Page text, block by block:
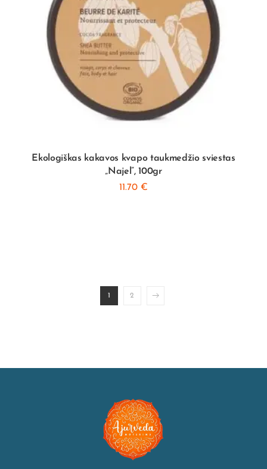
Ekologiškas kakavos kvapo taukmedžio sviestas
„Najel”, 100gr
11.70 €
2